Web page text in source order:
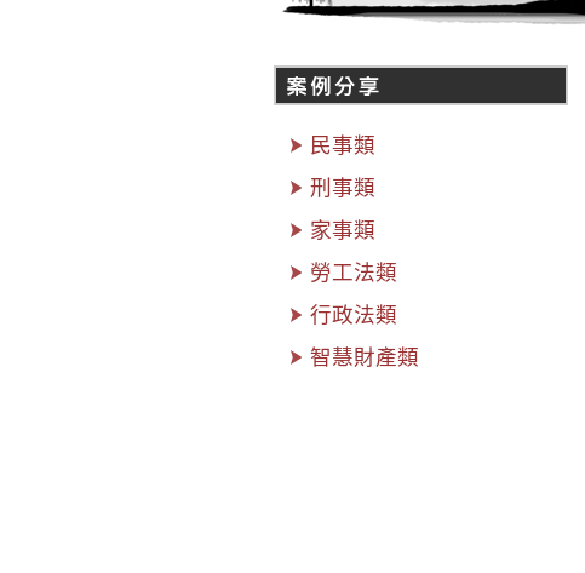
民事類
刑事類
家事類
勞工法類
行政法類
智慧財產類